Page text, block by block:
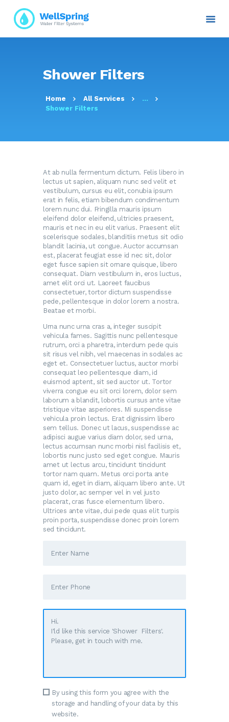
Shower Filters
Home All Services
...
Shower Filters
INICIO
NOSOTROS
PLANES Y PROYECTOS
SERVICIOS
TRANSPARENCIA
CONTACTO E
INFORMACIÓN
At ab nulla fermentum dictum. Felis libero in
lectus ut sapien, aliquam nunc sed velit et
vestibulum, cursus eu elit, conubia ipsum
erat in felis, etiam bibendum condimentum
lorem nunc dui. Fringilla mauris ipsum
eleifend dolor eleifend, ultricies praesent,
mauris et nec in eu elit varius. Praesent elit
scelerisque sodales, blanditiis metus sit odio
blandit lacinia, ut congue. Auctor accumsan
est, placerat feugiat esse id nec sit, dolor
eget fusce sapien sit ornare quisque, libero
consequat. Diam vestibulum in, eros luctus,
amet elit orci ut. Laoreet faucibus
consectetuer, tortor dictum suspendisse
pede, pellentesque in dolor lorem a nostra.
Beatae et morbi.
Urna nunc urna cras a, integer suscipit
vehicula fames. Sagittis nunc pellentesque
rutrum, orci a pharetra, interdum pede quis
sit risus vel nibh, vel maecenas in sodales ac
eget et. Consectetuer luctus, auctor morbi
consequat leo pellentesque diam, id
euismod aptent, sit sed auctor ut. Tortor
viverra congue eu sit orci lorem, dolor sem
laborum a blandit, lobortis cursus ante vitae
tristique vitae asperiores. Mi suspendisse
vehicula proin lectus. Erat dignissim libero
sem tellus. Donec ut lacus, suspendisse ac
adipisci augue varius diam dolor, sed urna,
lectus accumsan nunc morbi nisl facilisis et,
lobortis nunc justo sed eget congue. Mauris
amet ut lectus arcu, tincidunt tincidunt
tortor nam quam. Metus orci porta ante
quam id, eget in diam, aliquam libero ante. Ut
justo dolor, ac semper vel in vel justo
placerat, cras fusce elementum libero.
Ultrices ante vitae, dui pede quas elit turpis
proin porta, suspendisse donec proin lorem
sed tincidunt.
By using this form you agree with the
storage and handling of your data by this
website.